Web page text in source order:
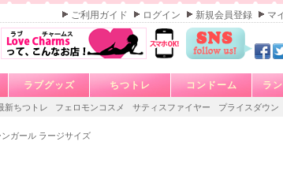
ご利用ガイド ログイン 新規会員登録 マ
ラブグッズ ちつトレ コンドーム ラ
新ちつトレ フェロモンコスメ サティスファイヤー プライスダウン
ンガール ラージサイズ